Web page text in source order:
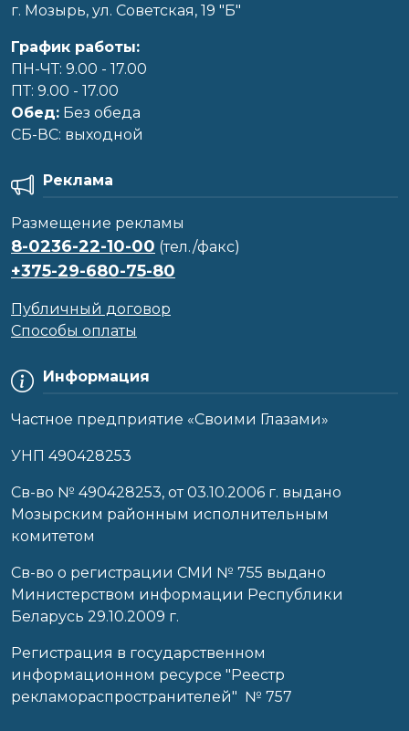
г. Мозырь, ул. Советская, 19 "Б"
График работы:
ПН-ЧТ: 9.00 - 17.00
ПТ: 9.00 - 17.00
Обед: Без обеда
CБ-ВС: выходной
Информация
Частное предприятие «Своими Глазами»
УНП 490428253
Cв-во № 490428253, от 03.10.2006 г. выдано
Мозырским районным исполнительным
комитетом
Св-во о регистрации СМИ № 755 выдано
Министерством информации Республики
Беларусь 29.10.2009 г.
Регистрация в государственном
информационном ресурсе "Реестр
рекламораспространителей" № 757
Реклама
Размещение рекламы
8-0236-22-10-00 (тел./факс)
+375-29-680-75-80
Публичный договор
Способы оплаты